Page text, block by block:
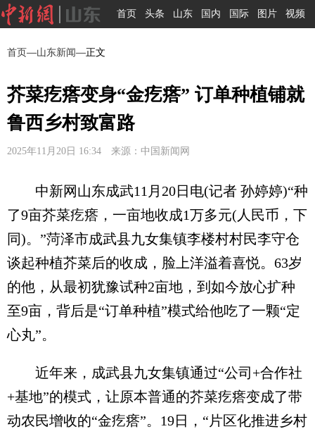
首页 头条 山东 国内 国际 图片 视频
首页—山东新闻—正文
芥菜疙瘩变身“金疙瘩” 订单种植铺就
鲁西乡村致富路
2025年11月20日 16:34 来源：中国新闻网
中新网山东成武11月20日电(记者 孙婷婷)“种
了9亩芥菜疙瘩，一亩地收成1万多元(人民币，下
同)。”菏泽市成武县九女集镇李楼村村民李守仓
谈起种植芥菜后的收成，脸上洋溢着喜悦。63岁
的他，从最初犹豫试种2亩地，到如今放心扩种
至9亩，背后是“订单种植”模式给他吃了一颗“定
心丸”。
近年来，成武县九女集镇通过“公司+合作社
+基地”的模式，让原本普通的芥菜疙瘩变成了带
动农民增收的“金疙瘩”。19日，“片区化推进乡村